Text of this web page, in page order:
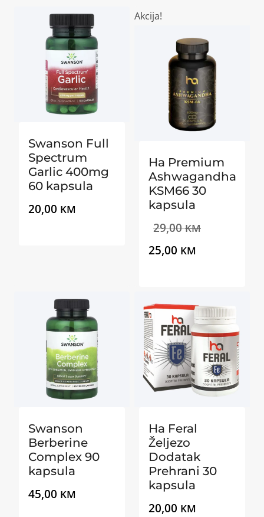
Swanson Full
Spectrum
Garlic 400mg
60 kapsula
20,00 KM
Akcija!
Ha Premium
Ashwagandha
KSM66 30
kapsula
29,00KMIzvorna
29,00 KM.
25,00 KM
25,00 KM.
Swanson
Berberine
Complex 90
kapsula
45,00 KM
Ha Feral
Željezo
Dodatak
Prehrani 30
kapsula
20,00 KM